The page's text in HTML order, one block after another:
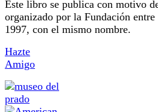
Este libro se publica con motivo
organizado por la Fundación
1997, con el mismo nombre.
Hazte
Amigo